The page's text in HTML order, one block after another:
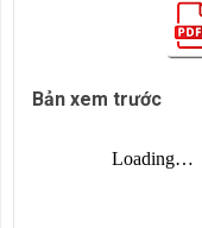
Bản xem trước